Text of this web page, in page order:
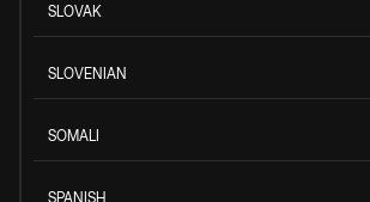
SLOVAK
SLOVENIAN
SOMALI
SPANISH